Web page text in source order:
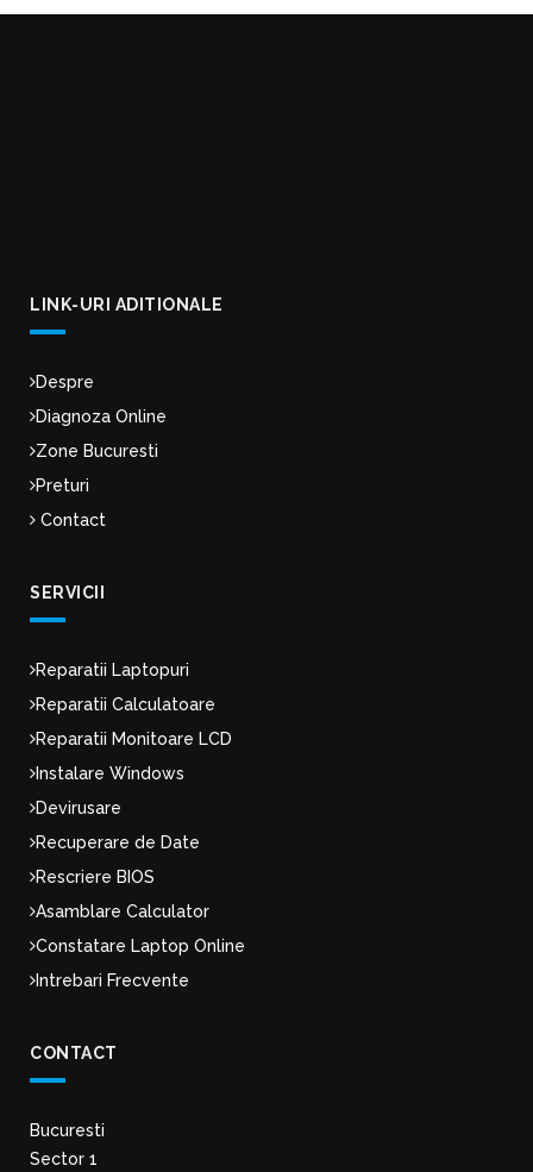
LINK-URI ADITIONALE
Despre
Diagnoza Online
Zone Bucuresti
Preturi
Contact
SERVICII
Reparatii Laptopuri
Reparatii Calculatoare
Reparatii Monitoare LCD
Instalare Windows
Devirusare
Recuperare de Date
Rescriere BIOS
Asamblare Calculator
Constatare Laptop Online
Intrebari Frecvente
CONTACT
Bucuresti
Sector 1